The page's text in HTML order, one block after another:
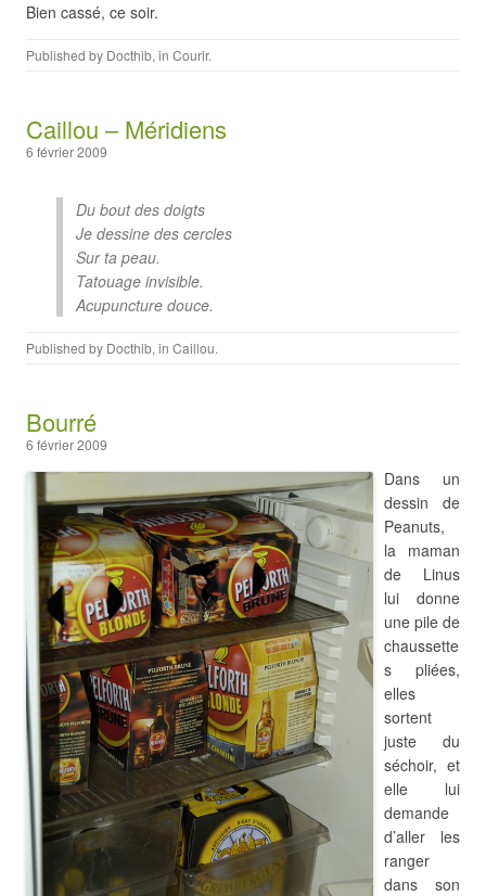
Bien cassé, ce soir.
Published by Docthib, in Courir.
Caillou – Méridiens
6 février 2009
Du bout des doigts
Je dessine des cercles
Sur ta peau.
Tatouage invisible.
Acupuncture douce.
Published by Docthib, in Caillou.
Bourré
6 février 2009
Dans un
dessin de
Peanuts,
la maman
de Linus
lui donne
une pile de
chaussette
s pliées,
elles
sortent
juste du
séchoir, et
elle lui
demande
d’aller les
ranger
dans son